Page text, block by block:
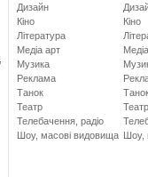
Дизайн
Кіно
Література
Медіа арт
Музика
Реклама
Танок
Театр
Телебачення, радіо
Шоу, масові видовища
Кіно
Театр
Шоу,